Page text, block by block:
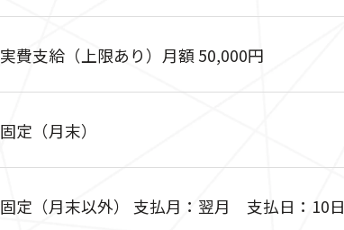
実費支給（上限あり）月額 50,000円
固定（月末）
固定（月末以外） 支払月：翌月 支払日：10日